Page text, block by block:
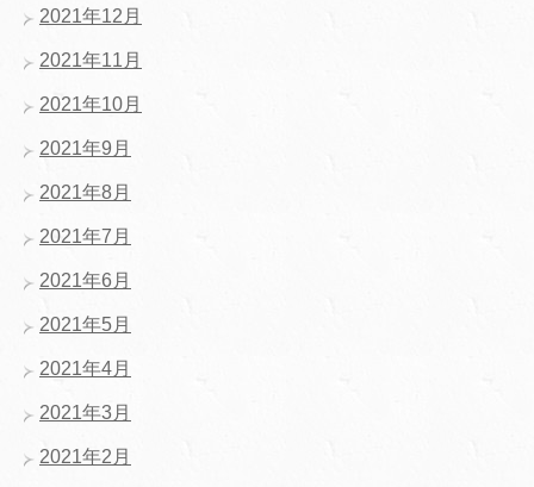
2021年12月
2021年11月
2021年10月
2021年9月
2021年8月
2021年7月
2021年6月
2021年5月
2021年4月
2021年3月
2021年2月